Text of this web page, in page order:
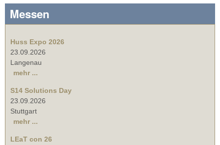
Messen
Huss Expo 2026
23.09.2026
Langenau
mehr ...
S14 Solutions Day
23.09.2026
Stuttgart
mehr ...
LEaT con 26